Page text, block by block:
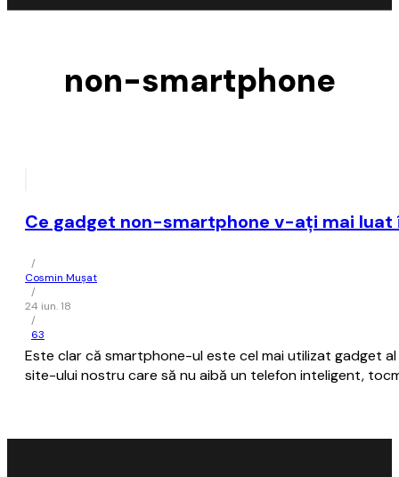
non-smartphone
Ce gadget non-smartphone v-aţi mai luat
/
Cosmin Mușat
/
24 iun. 18
/
63
Este clar că smartphone-ul este cel mai utilizat gadget
site-ului nostru care să nu aibă un telefon inteligent,